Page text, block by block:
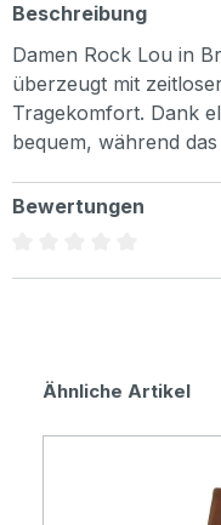
Beschreibung
Damen Rock Lou in
überzeugt mit
Tragekomfort. Dank
bequem, während
Bewertungen
Produktgalerie
Ähnliche Artikel